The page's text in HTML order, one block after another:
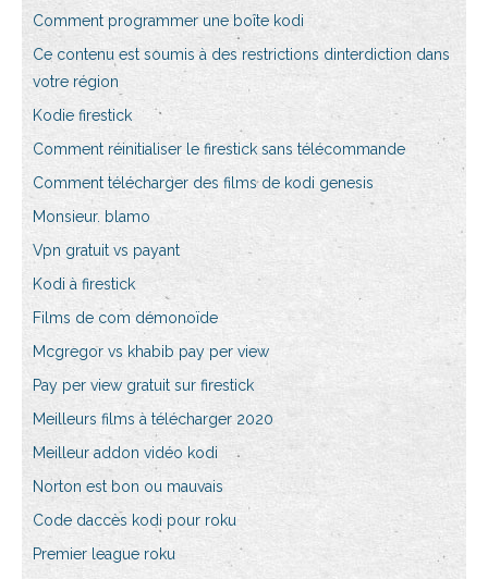
Comment programmer une boîte kodi
Ce contenu est soumis à des restrictions dinterdiction dans
votre région
Kodie firestick
Comment réinitialiser le firestick sans télécommande
Comment télécharger des films de kodi genesis
Monsieur. blamo
Vpn gratuit vs payant
Kodi à firestick
Films de com démonoïde
Mcgregor vs khabib pay per view
Pay per view gratuit sur firestick
Meilleurs films à télécharger 2020
Meilleur addon vidéo kodi
Norton est bon ou mauvais
Code daccès kodi pour roku
Premier league roku